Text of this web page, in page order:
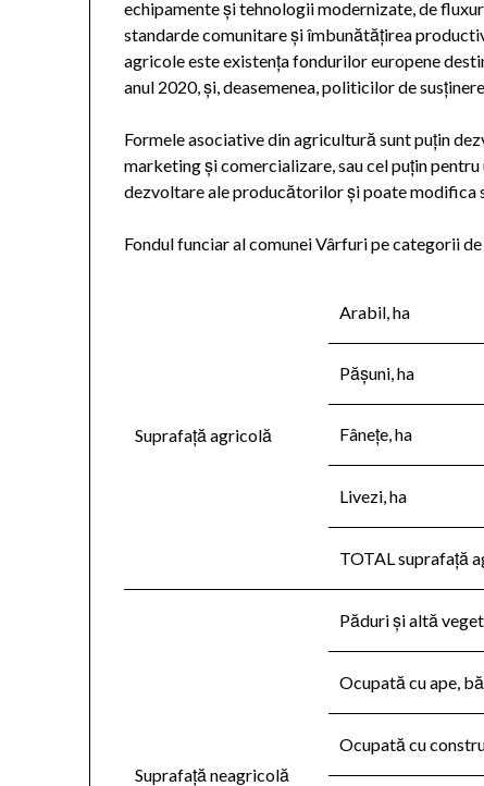
echipamente și tehnologii modernizate, de
standarde comunitare și îmbunătățirea
agricole este existența fondurilor europene
anul 2020, și, deasemenea, politicilor de
Formele asociative din agricultură sunt puțin
marketing și comercializare, sau cel puțin
dezvoltare ale producătorilor și poate
Fondul funciar al comunei Vârfuri pe categorii
Suprafață agricolă
Arabil, ha
Pășuni, ha
Fânețe, ha
Livezi, ha
TOTAL suprafață
Suprafață neagricolă
Păduri și altă
Ocupată cu ape,
Ocupată cu